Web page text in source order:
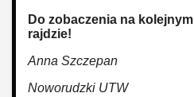
Do zobaczenia na kolejnym
rajdzie!
Anna Szczepan
Noworudzki UTW